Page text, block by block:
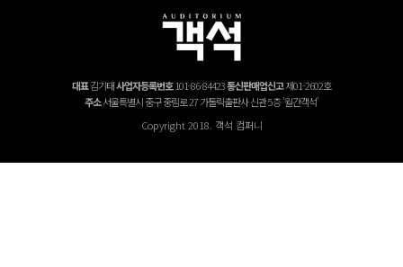
대표김기태사업자등록번호101-86-84423통신판매업신고제01-2602호
주소서울특별시 중구 중림로 27 가톨릭출판사 신관 5층 '월간객석'
Copyright 2018. 객석 컴퍼니